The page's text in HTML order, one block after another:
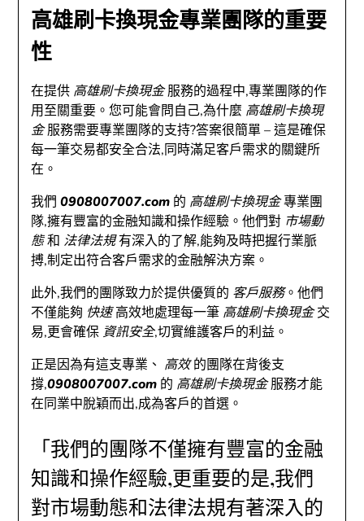
高雄刷卡換現金專業團隊的重要
性
在提供 高雄刷卡換現金服務的過程中,專業團隊的作
用至關重要。您可能會問自己,為什麼 高雄刷卡換現
金服務需要專業團隊的支持?答案很簡單 – 這是確保
每一筆交易都安全合法,同時滿足客戶需求的關鍵所
在。
我們0908007007.com 的 高雄刷卡換現金專業團
隊,擁有豐富的金融知識和操作經驗。他們對 市場動
態和 法律法規有深入的了解,能夠及時把握行業脈
搏,制定出符合客戶需求的金融解決方案。
此外,我們的團隊致力於提供優質的 客戶服務。他們
不僅能夠 快速高效地處理每一筆 高雄刷卡換現金交
易,更會確保 資訊安全,切實維護客戶的利益。
正是因為有這支專業、 高效的團隊在背後支
撐,0908007007.com 的 高雄刷卡換現金服務才能
在同業中脫穎而出,成為客戶的首選。
「我們的團隊不僅擁有豐富的金融
知識和操作經驗,更重要的是,我們
對市場動態和法律法規有著深入的